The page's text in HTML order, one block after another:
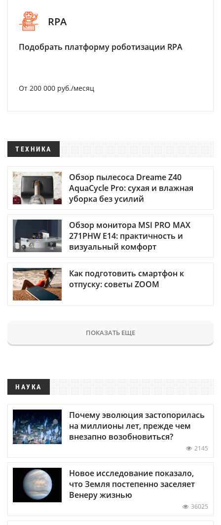
RPA
Подобрать платформу роботизации RPA
От 200 000 руб./месяц
ТЕХНИКА
Обзор пылесоса Dreame Z40
AquaCycle Pro: сухая и влажная
уборка без усилий
Обзор монитора MSI PRO MAX
271PHW E14: практичность и
визуальный комфорт
Как подготовить смартфон к
отпуску: советы ZOOM
ПОКАЗАТЬ ЕЩЕ
НАУКА
Почему эволюция застопорилась
на миллионы лет, прежде чем
внезапно возобновиться?
2145
Новое исследование показало,
что Земля постепенно заселяет
Венеру жизнью
36025